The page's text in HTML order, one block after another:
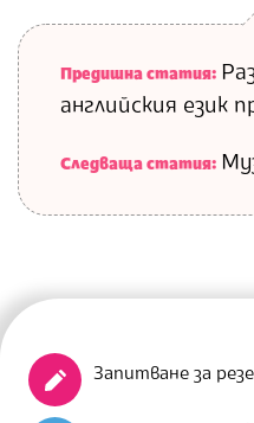
Предишна статия:
английския език
Следваща статия:
Запитване за